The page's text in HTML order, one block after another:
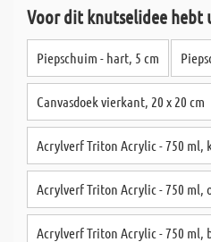
Voor dit knutselidee hebt
Piepschuim - hart, 5 cm
Canvasdoek vierkant, 20 x 20 cm
Acrylverf Triton Acrylic - 750 ml,
Acrylverf Triton Acrylic - 750 ml,
Acrylverf Triton Acrylic - 750 ml,